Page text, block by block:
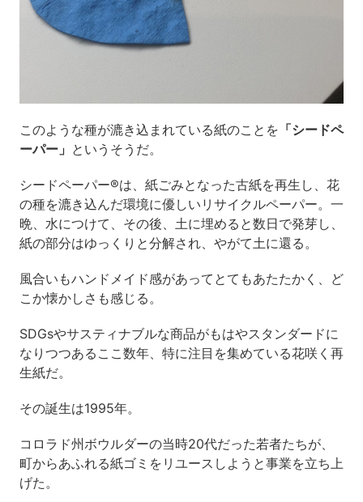
このような種が漉き込まれている紙のことを 「シードペ
ーパー」 というそうだ。
シードペーパー®は、紙ごみとなった古紙を再生し、花
の種を漉き込んだ環境に優しいリサイクルペーパー。一
晩、水につけて、その後、土に埋めると数日で発芽し、
紙の部分はゆっくりと分解され、やがて土に還る。
風合いもハンドメイド感があってとてもあたたかく、ど
こか懐かしさも感じる。
SDGsやサスティナブルな商品がもはやスタンダードに
なりつつあるここ数年、特に注目を集めている花咲く再
生紙だ。
その誕生は1995年。
コロラド州ボウルダーの当時20代だった若者たちが、
町からあふれる紙ゴミをリユースしようと事業を立ち上
げた。